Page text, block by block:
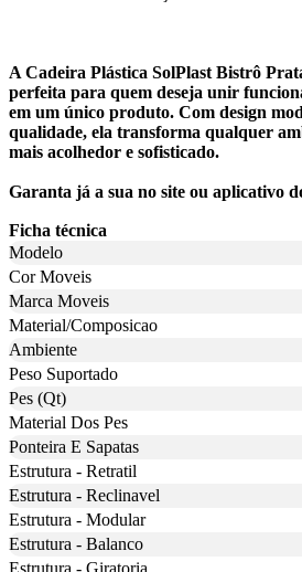
A Cadeira Plástica SolPlast Bistrô
perfeita para quem deseja unir
em um único produto. Com design
qualidade, ela transforma qualquer
mais acolhedor e sofisticado.
Garanta já a sua no site ou aplicativo
Ficha técnica
Modelo
Cor Moveis
Marca Moveis
Material/Composicao
Ambiente
Peso Suportado
Pes (Qt)
Material Dos Pes
Ponteira E Sapatas
Estrutura - Retratil
Estrutura - Reclinavel
Estrutura - Modular
Estrutura - Balanco